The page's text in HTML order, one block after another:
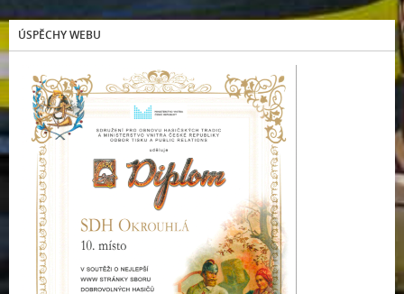
ÚSPĚCHY WEBU